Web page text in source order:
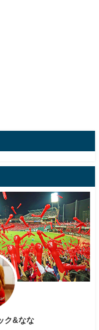
ク&なな